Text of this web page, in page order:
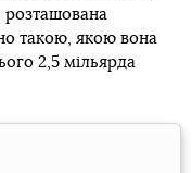
розташована
такою, якою вона
2,5 мільярда